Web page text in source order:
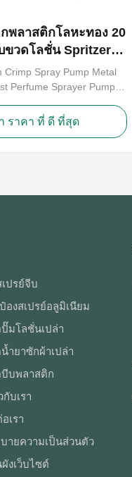
พลาสติกโลหะทอง 20
ขวดโลชั่น Spritzers
Crimp Spray Pump Metal
Perfume Sprayer Pumps
cap and standard length
way to dispense your
ราคา ที่ ดี ที่สุด
ปรย์จีบ
องสเปรย์อลูมิเนียม
มโลชั่นเปล่า
ำยาซักผ้าเปล่า
บพลาสติก
กับเรา
เรา
ายความเป็นส่วนตัว
งเว็บไซต์